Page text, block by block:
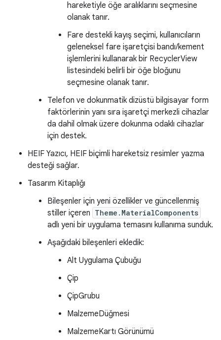
hareketiyle öğe aralıklarını seçmesine
olanak tanır.
Fare destekli kayış seçimi, kullanıcıların
geleneksel fare işaretçisi bandı/kement
işlemlerini kullanarak bir RecyclerView
listesindeki belirli bir öğe bloğunu
seçmesine olanak tanır.
Telefon ve dokunmatik dizüstü bilgisayar form
faktörlerinin yanı sıra işaretçi merkezli cihazlar
da dahil olmak üzere dokunma odaklı cihazlar
için destek.
HEIF Yazıcı, HEIF biçimli hareketsiz resimler yazma
desteği sağlar.
Tasarım Kitaplığı
Bileşenler için yeni özellikler ve güncellenmiş
stiller içeren Theme.MaterialComponents
adlı yeni bir uygulama temasını kullanıma sunduk.
Aşağıdaki bileşenleri ekledik:
Alt Uygulama Çubuğu
Çip
ÇipGrubu
MalzemeDüğmesi
MalzemeKartı Görünümü